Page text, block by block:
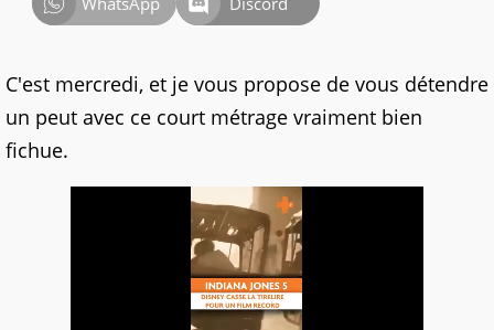
C'est mercredi, et je vous propose de vous détendre
un peut avec ce court métrage vraiment bien
fichue.